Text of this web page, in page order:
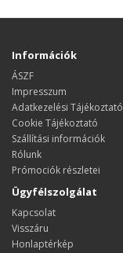
Információk
ÁSZF
Impresszum
Adatkezelési Tájékoztató
Cookie Tájékoztató
Szállítási információk
Rólunk
Prómociók részletei
Ügyfélszolgálat
Kapcsolat
Visszáru
Honlaptérkép